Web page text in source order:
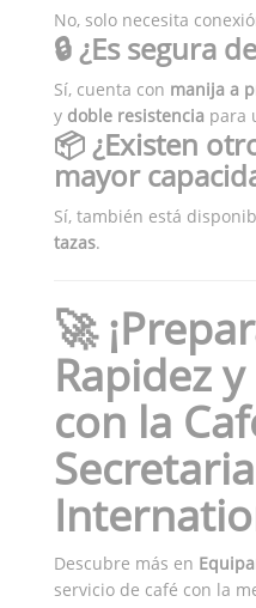
No, solo necesita
🔒 ¿Es segura
Sí, cuenta con manija a
y doble resistencia para
📦 ¿Existen
mayor
Sí, también está
tazas.
🚀
Rapidez
con la
Descubre más en
servicio de café con la